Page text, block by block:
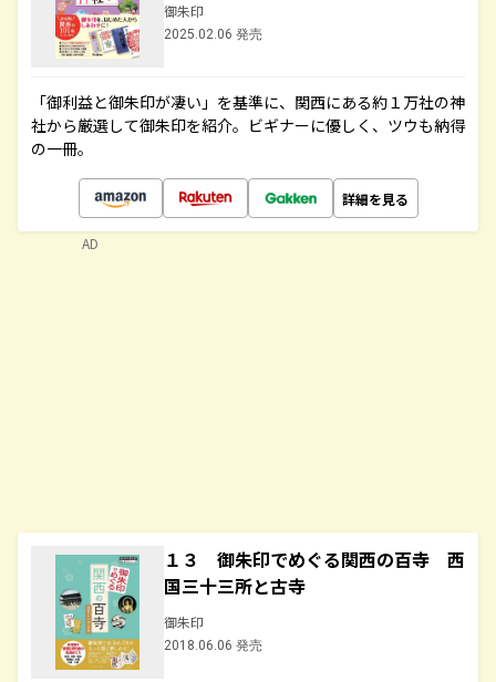
御朱印
2025.02.06 発売
「御利益と御朱印が凄い」を基準に、関西にある約１万社の神
社から厳選して御朱印を紹介。ビギナーに優しく、ツウも納得
の一冊。
詳細を見る
１３ 御朱印でめぐる関西の百寺 西
国三十三所と古寺
御朱印
2018.06.06 発売
AD